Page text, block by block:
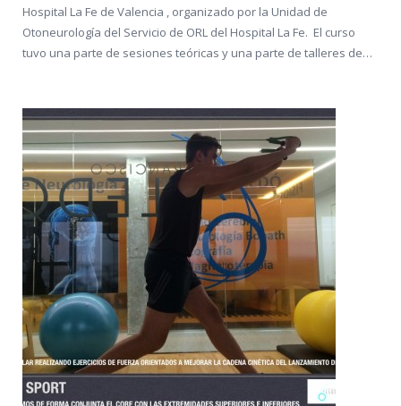
Hospital La Fe de Valencia , organizado por la Unidad de
Otoneurología del Servicio de ORL del Hospital La Fe. El curso
tuvo una parte de sesiones teóricas y una parte de talleres de…